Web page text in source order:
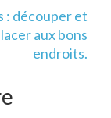
: découper et
aux bons
endroits.